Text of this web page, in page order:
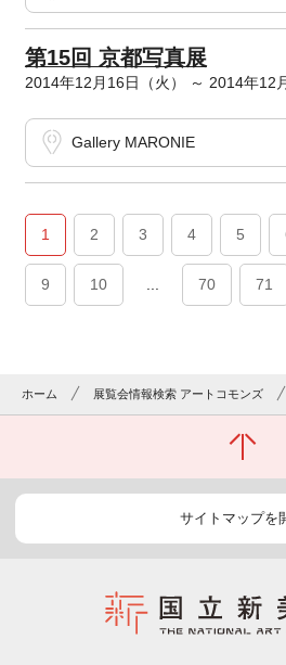
第15回 京都写真展
2014年12月16日（火） ～ 2014年12
Gallery MARONIE
1 2 3 4 5
9 10 70 71
ホーム 展覧会情報検索 アートコモンズ
サイトマップを